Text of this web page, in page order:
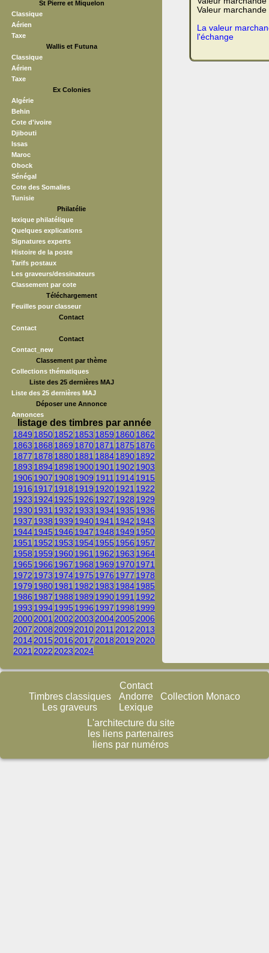
St Pierre et Miquelon
Classique
Aérien
Taxe
Wallis et Futuna
Classique
Aérien
Taxe
Ex Colonies
Algérie
Behin
Cote d'ivoire
Djibouti
Issas
Maroc
Obock
Sénégal
Cote des Somalies
Tunisie
Philatélie
lexique philatélique
Quelques explications
Signatures experts
Histoire de la poste
Tarifs postaux
Les graveurs/dessinateurs
Classement par cote
Téléchargement
Feuilles pour classeur
Contact
Contact
Contact
Contact_new
Classement par thème
Collections thématiques
Liste des 25 dernières MAJ
Liste des 25 dernières MAJ
Déposer une Annonce
Annonces
listage des timbres par année
1849 18501852 1853 1859 18601862
1863 1868 1869 18701871 1875 1876
1877 1878 18801881 188418901892
1893 18941898 19001901 1902 1903
1906 1907 1908 1909 1911 19141915
1916 1917 1918 1919 19201921 1922
1923 19241925 1926 1927 1928 1929
19301931 1932 1933 19341935 1936
1937 1938 1939 19401941 1942 1943
19441945 1946 1947 1948 1949 1950
1951 1952 1953 19541955 1956 1957
1958 1959 19601961 1962 1963 1964
1965 1966 1967 1968 1969 19701971
1972 1973 19741975 1976 1977 1978
1979 19801981 1982 1983 19841985
1986 1987 1988 1989 19901991 1992
1993 19941995 1996 1997 1998 1999
20002001 2002 2003 20042005 2006
2007 2008 2009 2010 2011 2012 2013
20142015 2016 2017 2018 2019 2020
2021 2022 2023 2024
Valeur
La valeur
l'échange
Timbres classiques
Les graveurs
Contact
Andorre
Lexique
Collection Monaco
L'architecture du site
les liens partenaires
liens par numéros